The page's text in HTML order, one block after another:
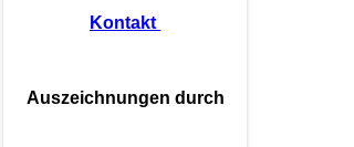
Kontakt
Auszeichnungen durch